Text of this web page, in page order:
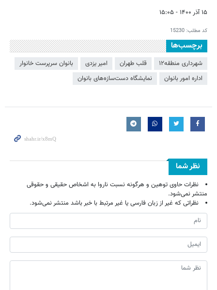
۱۵ آذر ۱۴۰۰ - ۱۵:۰۵
کد مطلب: 15230
برچسب‌ها
شهرداری منطقه۱۲ قلب طهران امیر یزدی
بانوان سرپرست خانوار
اداره امور بانوان
نمایشگاه دست‌سازه‌های بانوان
نظر شما
نظرات حاوی توهین و هرگونه نسبت ناروا به اشخاص حقیقی و حقوقی
منتشر نمی‌شود.
نظراتی که غیر از زبان فارسی یا غیر مرتبط با خبر باشد منتشر نمی‌شود.